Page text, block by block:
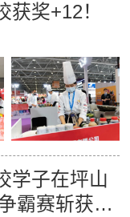
奖+12！
学子在坪山
霸赛斩获佳